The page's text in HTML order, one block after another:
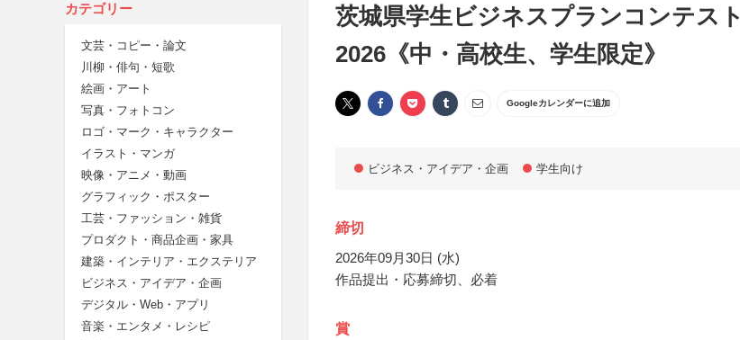
カテゴリー
文芸・コピー・論文
川柳・俳句・短歌
絵画・アート
写真・フォトコン
ロゴ・マーク・キャラクター
イラスト・マンガ
映像・アニメ・動画
グラフィック・ポスター
工芸・ファッション・雑貨
プロダクト・商品企画・家具
建築・インテリア・エクステリア
ビジネス・アイデア・企画
デジタル・Web・アプリ
音楽・エンタメ・レシピ
茨城県学生ビジネスプランコンテスト
2026《中・高校生、学生限定》
Googleカレンダーに追加
ビジネス・アイデア・企画 学生向け
締切
2026年09月30日 (水)
作品提出・応募締切、必着
賞